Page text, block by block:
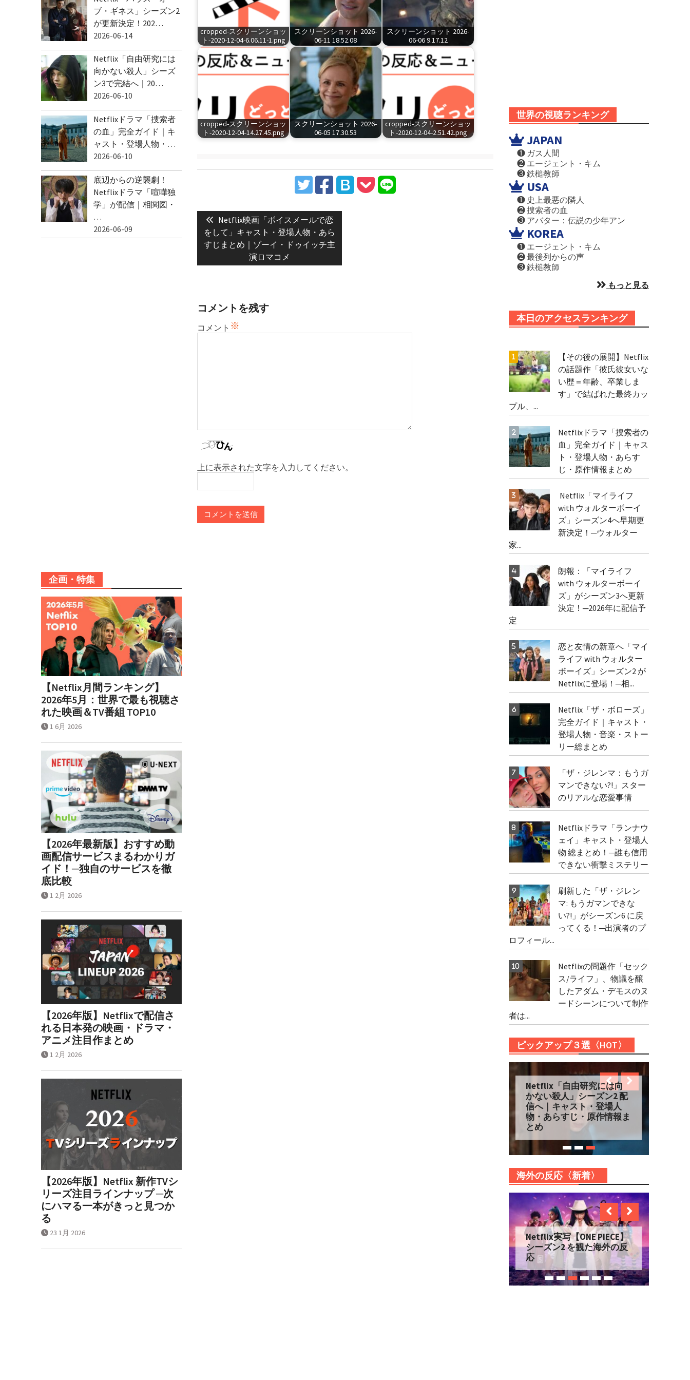
cropped-スクリーンショッ
ト-2020-12-04-6.06.11-1.png
スクリーンショット 2026-
06-11 18.52.08
スクリーンショット 2026-
06-06 9.17.12
cropped-スクリーンショッ
ト-2020-12-04-14.27.45.png
スクリーンショット 2026-
06-05 17.30.53
cropped-スクリーンショッ
ト-2020-12-04-2.51.42.png
投
稿
ナ
ビ
ゲ
ョ
ン
Previous
post:
Netflix映画「ボイスメールで恋
をして」キャスト・登場人物・あら
すじまとめ｜ゾーイ・ドゥイッチ主
演ロマコメ
コメントを残す
コメント ※
上に表示された文字を入力してください。
世界の視聴ランキング
JAPAN
❶ ガス人間
❷ エージェント・キム
❸ 鉄槌教師
USA
❶ 史上最悪の隣人
❷ 捜索者の血
❸ アバター：伝説の少年アン
KOREA
❶ エージェント・キム
❷ 最後列からの声
❸ 鉄槌教師
もっと見る
本日のアクセスランキング
【その後の展開】Netflix
の話題作「彼氏彼女いな
い歴＝年齢、卒業しま
す」で結ばれた最終カッ
プル、...
Netflixドラマ「捜索者の
血」完全ガイド｜キャス
ト・登場人物・あらす
じ・原作情報まとめ
Netflix「マイライフ
with ウォルターボーイ
ズ」シーズン4へ早期更
新決定！─ウォルター
家...
朗報：「マイライフ
with ウォルターボーイ
ズ」がシーズン3へ更新
決定！─2026年に配信予
定
恋と友情の新章へ「マイ
ライフ with ウォルター
ボーイズ」シーズン2 が
Netflixに登場！─相...
Netflix「ザ・ボローズ」
完全ガイド｜キャスト・
登場人物・音楽・ストー
リー総まとめ
「ザ・ジレンマ：もうガ
マンできない?!」スター
のリアルな恋愛事情
Netflixドラマ「ランナウ
ェイ」キャスト・登場人
物 総まとめ！─誰も信用
できない衝撃ミステリー
刷新した「ザ・ジレン
マ: もうガマンできな
い?!」がシーズン6 に戻
ってくる！─出演者のプ
ロフィール...
Netflixの問題作「セック
ス/ライフ」、物議を醸
したアダム・デモスのヌ
ードシーンについて制作
者は...
ピックアップ３選〈HOT〉
新たな旅へ「フォー・シー
ズンズ」シーズン2 が
Netflixに登場！─キャス
ト・登場人物・あらすじ総
まとめ
海外の反応〈新着〉
Netflixアニメ【刃牙道】
を観た海外の反応
ブ・ギネス」シーズン2
が更新決定！202…
2026-06-14
Netflix「自由研究には
向かない殺人」シーズ
ン3で完結へ｜20…
2026-06-10
Netflixドラマ「捜索者
の血」完全ガイド｜キ
ャスト・登場人物・…
2026-06-10
底辺からの逆襲劇！
Netflixドラマ「喧嘩独
学」が配信｜相関図・
…
2026-06-09
企画・特集
【Netflix月間ランキング】
2026年5月：世界で最も視聴さ
れた映画＆TV番組 TOP10
1 6月 2026
【2026年最新版】おすすめ動
画配信サービスまるわかりガ
イド！─独自のサービスを徹
底比較
1 2月 2026
【2026年版】Netflixで配信さ
れる日本発の映画・ドラマ・
アニメ注目作まとめ
1 2月 2026
【2026年版】Netflix 新作TVシ
リーズ注目ラインナップ ─次
にハマる一本がきっと見つか
る
23 1月 2026